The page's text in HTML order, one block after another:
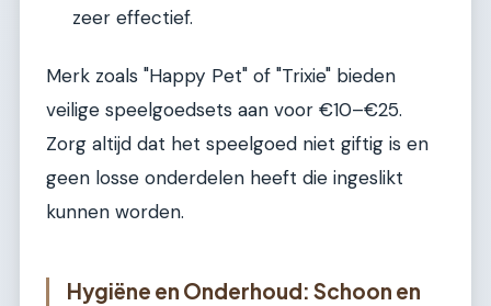
zeer effectief.
Merk zoals "Happy Pet" of "Trixie" bieden
veilige speelgoedsets aan voor €10–€25.
Zorg altijd dat het speelgoed niet giftig is en
geen losse onderdelen heeft die ingeslikt
kunnen worden.
Hygiëne en Onderhoud: Schoon en